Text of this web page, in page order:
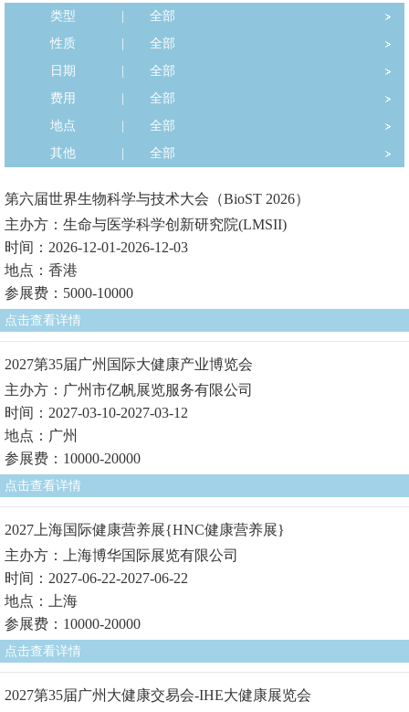
类型
全部
性质
全部
日期
全部
费用
全部
地点
全部
其他
全部
第六届世界生物科学与技术大会（BioST 2026）
主办方：生命与医学科学创新研究院(LMSII)
时间：2026-12-01-2026-12-03
地点：香港
参展费：5000-10000
点击查看详情
2027第35届广州国际大健康产业博览会
主办方：广州市亿帆展览服务有限公司
时间：2027-03-10-2027-03-12
地点：广州
参展费：10000-20000
点击查看详情
2027上海国际健康营养展{HNC健康营养展}
主办方：上海博华国际展览有限公司
时间：2027-06-22-2027-06-22
地点：上海
参展费：10000-20000
点击查看详情
2027第35届广州大健康交易会-IHE大健康展览会